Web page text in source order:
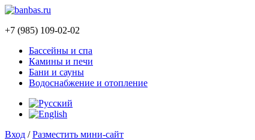
+7 (985) 109-02-02
Бассейны и спа
Камины и печи
Бани и сауны
Водоснабжение и отопление
Вход /Разместить мини-сайт